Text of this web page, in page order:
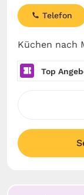
Küchen nach
Telefon
Top